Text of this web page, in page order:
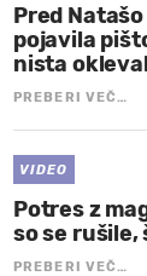
Pred
pojavila
nista
PREBERI VEČ…
VIDEO
Potres z
so se
PREBERI VEČ…